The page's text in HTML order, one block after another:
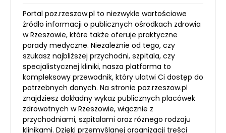
Portal poz.rzeszow.pl to niezwykle wartościowe
źródło informacji o publicznych ośrodkach zdrowia
w Rzeszowie, które także oferuje praktyczne
porady medyczne. Niezależnie od tego, czy
szukasz najbliższej przychodni, szpitala, czy
specjalistycznej kliniki, nasza platforma to
kompleksowy przewodnik, który ułatwi Ci dostęp do
potrzebnych danych. Na stronie poz.rzeszow.pl
znajdziesz dokładny wykaz publicznych placówek
zdrowotnych w Rzeszowie, włącznie z
przychodniami, szpitalami oraz różnego rodzaju
klinikami. Dzięki przemyślanej organizacji treści